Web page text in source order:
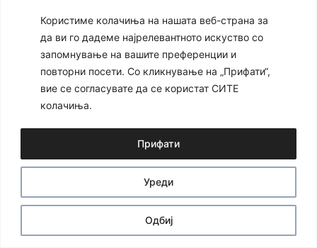
Користиме колачиња на нашата веб-страна за
да ви го дадеме најрелевантното искуство со
запомнување на вашите преференции и
повторни посети. Со кликнување на „Прифати“,
вие се согласувате да се користат СИТЕ
колачиња.
Уреди
Одбиј
Прифати
Ⓒ 2024 – Сите права се задржани Developed by: